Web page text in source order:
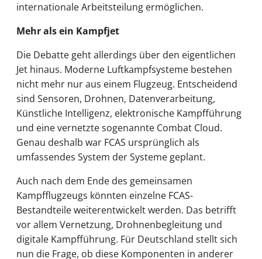
internationale Arbeitsteilung ermöglichen.
Mehr als ein Kampfjet
Die Debatte geht allerdings über den eigentlichen
Jet hinaus. Moderne Luftkampfsysteme bestehen
nicht mehr nur aus einem Flugzeug. Entscheidend
sind Sensoren, Drohnen, Datenverarbeitung,
Künstliche Intelligenz, elektronische Kampfführung
und eine vernetzte sogenannte Combat Cloud.
Genau deshalb war FCAS ursprünglich als
umfassendes System der Systeme geplant.
Auch nach dem Ende des gemeinsamen
Kampfflugzeugs könnten einzelne FCAS-
Bestandteile weiterentwickelt werden. Das betrifft
vor allem Vernetzung, Drohnenbegleitung und
digitale Kampfführung. Für Deutschland stellt sich
nun die Frage, ob diese Komponenten in anderer